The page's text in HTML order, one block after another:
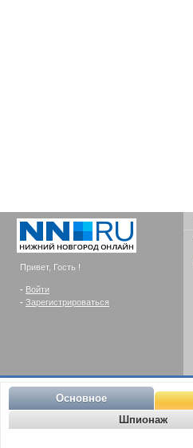
Привет, Гость !
- Войти
- Зарегистрироваться
Основное
Шпионаж